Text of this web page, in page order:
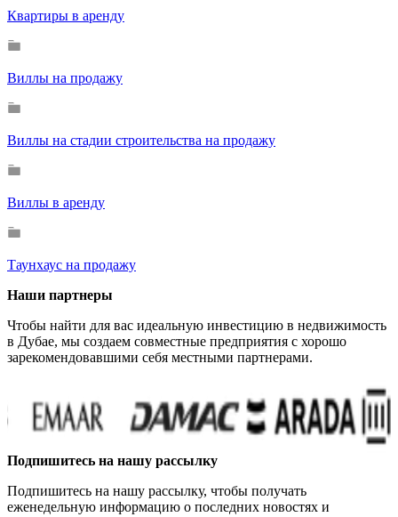
Квартиры в аренду
Виллы на продажу
Виллы на стадии строительства на продажу
Виллы в аренду
Таунхаус на продажу
Наши партнеры
Чтобы найти для вас идеальную инвестицию в недвижимость
в Дубае, мы создаем совместные предприятия с хорошо
зарекомендовавшими себя местными партнерами.
Подпишитесь на нашу рассылку
Подпишитесь на нашу рассылку, чтобы получать
еженедельную информацию о последних новостях и